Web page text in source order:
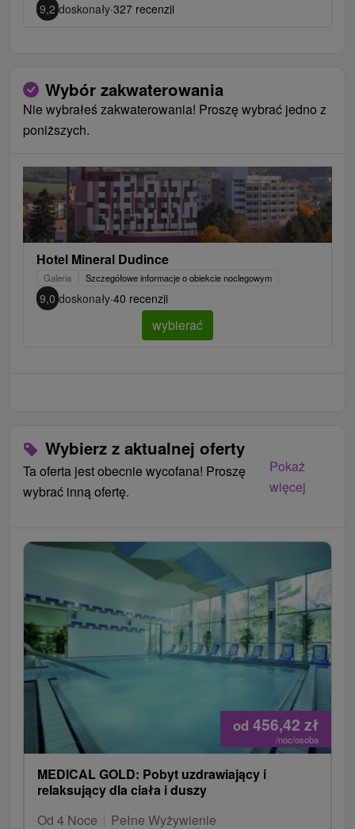
9,2 doskonały·327 recenzji
Wybór zakwaterowania
Nie wybrałeś zakwaterowania! Proszę wybrać jedno z
poniższych.
Hotel Mineral Dudince
Galeria Szczegółowe informacje o obiekcie noclegowym
9,0 doskonały·40 recenzji
wybierać
Wybierz z aktualnej oferty
Ta oferta jest obecnie wycofana! Proszę
wybrać inną ofertę.
Pokaż
więcej
od 456,42 zł
/noc/osoba
MEDICAL GOLD: Pobyt uzdrawiający i
relaksujący dla ciała i duszy
Od 4 Noce
Pełne Wyżywienie